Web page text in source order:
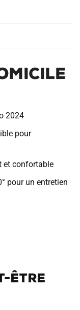
2024
pour
et confortable
pour un entretien
être